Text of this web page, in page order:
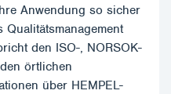
Anwendung so sicher
den ISO-, NORSOK-
örtlichen
über HEMPEL-